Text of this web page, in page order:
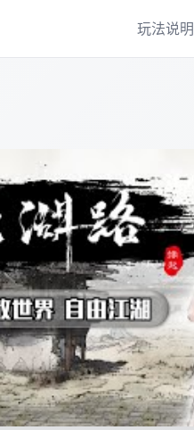
玩法说明